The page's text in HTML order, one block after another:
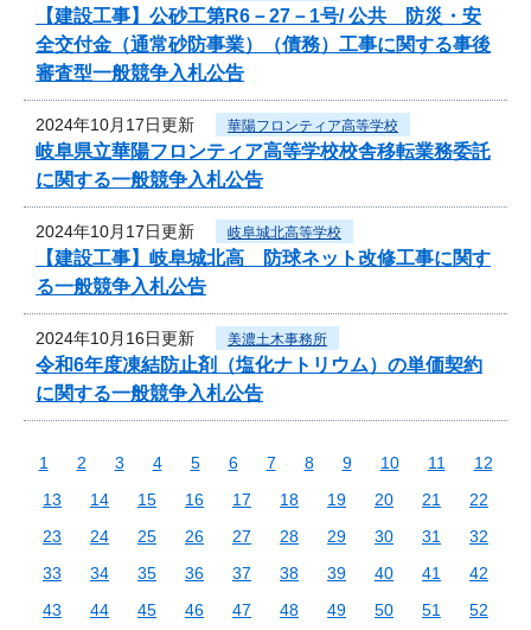
【建設工事】公砂工第R6－27－1号/ 公共 防災・安
全交付金（通常砂防事業）（債務）工事に関する事後
審査型一般競争入札公告
2024年10月17日更新 華陽フロンティア高等学校
岐阜県立華陽フロンティア高等学校校舎移転業務委託
に関する一般競争入札公告
2024年10月17日更新 岐阜城北高等学校
【建設工事】岐阜城北高 防球ネット改修工事に関す
る一般競争入札公告
2024年10月16日更新 美濃土木事務所
令和6年度凍結防止剤（塩化ナトリウム）の単価契約
に関する一般競争入札公告
1 2 3 4 5 6 7 8 9 10 11
12
13
14 15 16 17 18 19 20 21
22
23
24 25 26 27 28 29 30 31
32
33
34 35 36 37 38 39 40 41
42
43
44 45 46 47 48 49 50 51
52